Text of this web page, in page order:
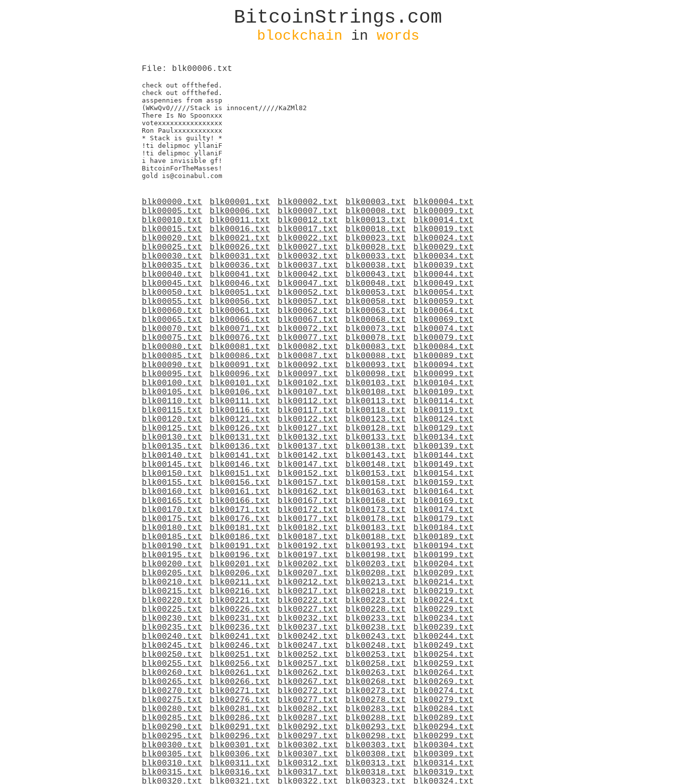
BitcoinStrings.com
blockchain in words
File: blk00006.txt
check out offthefed.
check out offthefed.
asspennies from assp
(WKwQv0/////Stack is innocent/////KaZMl82
There Is No Spoonxxx
votexxxxxxxxxxxxxxxx
Ron Paulxxxxxxxxxxxx
* Stack is guilty! *
!ti delipmoc yllaniF
!ti delipmoc yllaniF
i have invisible gf!
BitcoinForTheMasses!
blk00000.txt blk00001.txt blk00002.txt blk00003.txt
blk00004.txt
blk00005.txt
blk00006.txt blk00007.txt blk00008.txt
blk00009.txt
blk00010.txt
blk00011.txt blk00012.txt blk00013.txt
blk00014.txt
blk00015.txt
blk00016.txt blk00017.txt blk00018.txt
blk00019.txt
blk00020.txt
blk00021.txt blk00022.txt blk00023.txt
blk00024.txt
blk00025.txt
blk00026.txt blk00027.txt blk00028.txt
blk00029.txt
blk00030.txt
blk00031.txt blk00032.txt blk00033.txt
blk00034.txt
blk00035.txt
blk00036.txt blk00037.txt blk00038.txt
blk00039.txt
blk00040.txt
blk00041.txt blk00042.txt blk00043.txt
blk00044.txt
blk00045.txt
blk00046.txt blk00047.txt blk00048.txt
blk00049.txt
blk00050.txt
blk00051.txt blk00052.txt blk00053.txt
blk00054.txt
blk00055.txt
blk00056.txt blk00057.txt blk00058.txt
blk00059.txt
blk00060.txt
blk00061.txt blk00062.txt blk00063.txt
blk00064.txt
blk00065.txt
blk00066.txt blk00067.txt blk00068.txt
blk00069.txt
blk00070.txt
blk00071.txt blk00072.txt blk00073.txt
blk00074.txt
blk00075.txt
blk00076.txt blk00077.txt blk00078.txt
blk00079.txt
blk00080.txt
blk00081.txt blk00082.txt blk00083.txt
blk00084.txt
blk00085.txt
blk00086.txt blk00087.txt blk00088.txt
blk00089.txt
blk00090.txt
blk00091.txt blk00092.txt blk00093.txt
blk00094.txt
blk00095.txt
blk00096.txt blk00097.txt blk00098.txt
blk00099.txt
blk00100.txt
blk00101.txt blk00102.txt blk00103.txt
blk00104.txt
blk00105.txt
blk00106.txt blk00107.txt blk00108.txt
blk00109.txt
blk00110.txt
blk00111.txt blk00112.txt blk00113.txt
blk00114.txt
blk00115.txt
blk00116.txt blk00117.txt blk00118.txt
blk00119.txt
blk00120.txt
blk00121.txt blk00122.txt blk00123.txt
blk00124.txt
blk00125.txt
blk00126.txt blk00127.txt blk00128.txt
blk00129.txt
blk00130.txt
blk00131.txt blk00132.txt blk00133.txt
blk00134.txt
blk00135.txt
blk00136.txt blk00137.txt blk00138.txt
blk00139.txt
blk00140.txt
blk00141.txt blk00142.txt blk00143.txt
blk00144.txt
blk00145.txt
blk00146.txt blk00147.txt blk00148.txt
blk00149.txt
blk00150.txt
blk00151.txt blk00152.txt blk00153.txt
blk00154.txt
blk00155.txt
blk00156.txt blk00157.txt blk00158.txt
blk00159.txt
blk00160.txt
blk00161.txt blk00162.txt blk00163.txt
blk00164.txt
blk00165.txt
blk00166.txt blk00167.txt blk00168.txt
blk00169.txt
blk00170.txt
blk00171.txt blk00172.txt blk00173.txt
blk00174.txt
blk00175.txt
blk00176.txt blk00177.txt blk00178.txt
blk00179.txt
blk00180.txt
blk00181.txt blk00182.txt blk00183.txt
blk00184.txt
blk00185.txt
blk00186.txt blk00187.txt blk00188.txt
blk00189.txt
blk00190.txt
blk00191.txt blk00192.txt blk00193.txt
blk00194.txt
blk00195.txt
blk00196.txt blk00197.txt blk00198.txt
blk00199.txt
blk00200.txt
blk00201.txt blk00202.txt blk00203.txt
blk00204.txt
blk00205.txt
blk00206.txt blk00207.txt blk00208.txt
blk00209.txt
blk00210.txt
blk00211.txt blk00212.txt blk00213.txt
blk00214.txt
blk00215.txt
blk00216.txt blk00217.txt blk00218.txt
blk00219.txt
blk00220.txt
blk00221.txt blk00222.txt blk00223.txt
blk00224.txt
blk00225.txt
blk00226.txt blk00227.txt blk00228.txt
blk00229.txt
blk00230.txt
blk00231.txt blk00232.txt blk00233.txt
blk00234.txt
blk00235.txt
blk00236.txt blk00237.txt blk00238.txt
blk00239.txt
blk00240.txt
blk00241.txt blk00242.txt blk00243.txt
blk00244.txt
blk00245.txt
blk00246.txt blk00247.txt blk00248.txt
blk00249.txt
blk00250.txt
blk00251.txt blk00252.txt blk00253.txt
blk00254.txt
blk00255.txt
blk00256.txt blk00257.txt blk00258.txt
blk00259.txt
blk00260.txt
blk00261.txt blk00262.txt blk00263.txt
blk00264.txt
blk00265.txt
blk00266.txt blk00267.txt blk00268.txt
blk00269.txt
blk00270.txt
blk00271.txt blk00272.txt blk00273.txt
blk00274.txt
blk00275.txt
blk00276.txt blk00277.txt blk00278.txt
blk00279.txt
blk00280.txt
blk00281.txt blk00282.txt blk00283.txt
blk00284.txt
blk00285.txt
blk00286.txt blk00287.txt blk00288.txt
blk00289.txt
blk00290.txt
blk00291.txt blk00292.txt blk00293.txt
blk00294.txt
blk00295.txt
blk00296.txt blk00297.txt blk00298.txt
blk00299.txt
blk00300.txt
blk00301.txt blk00302.txt blk00303.txt
blk00304.txt
blk00305.txt
blk00306.txt blk00307.txt blk00308.txt
blk00309.txt
blk00310.txt
blk00311.txt blk00312.txt blk00313.txt
blk00314.txt
blk00315.txt
blk00316.txt blk00317.txt blk00318.txt
blk00319.txt
blk00320.txt
blk00321.txt blk00322.txt blk00323.txt
blk00324.txt